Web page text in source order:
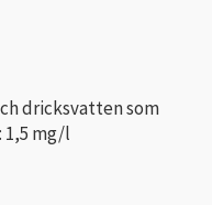
dricksvatten som
1,5 mg/l